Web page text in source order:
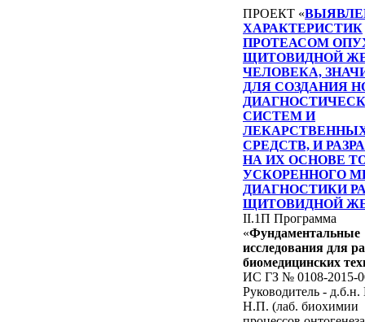
ПРОЕКТ «
ХАРАКТЕРИСТИК
ПРОТЕАСОМ
ЩИТОВИДНОЙ
ЧЕЛОВЕКА,
ДЛЯ СОЗДАНИЯ
СИСТЕМ И
СРЕДСТВ, И
НА ИХ ОСНОВЕ
УСКОРЕННОГО
ДИАГНОСТИКИ
ЩИТОВИДНОЙ
II.1П Программа
«Фундаментальные
исследования для
биомедицинских
ИС ГЗ № 0108-2015-
Руководитель -
Н.П. (лаб. биохимии